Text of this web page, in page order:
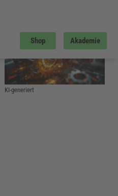
Shop Akademie
KI-generiert